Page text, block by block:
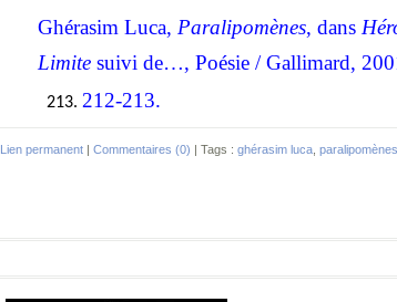
Ghérasim Luca, Paralipomènes, dans
Limite suivi de…, Poésie / Gallimard,
212-213.
Lien permanent | Commentaires (0) | Tags : ghérasim luca paralipomènes